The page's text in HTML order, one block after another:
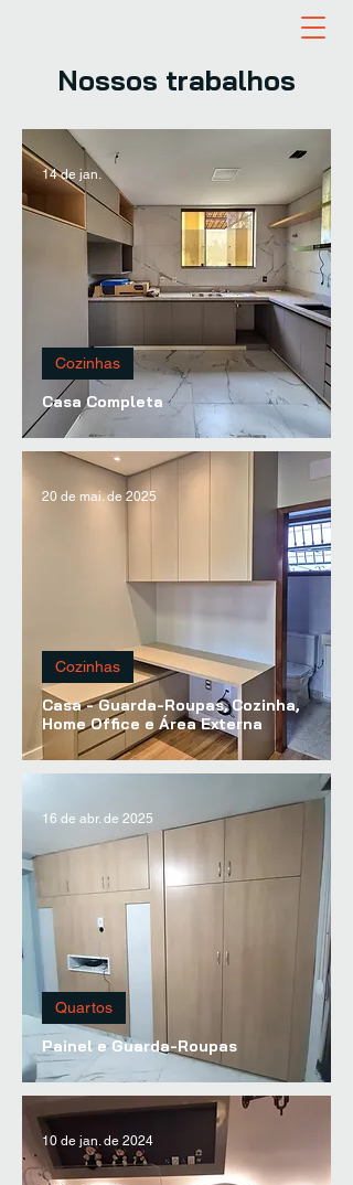
Nossos trabalhos
Casa Completa
Cozinhas
14 de jan.
Casa - Guarda-Roupas, Cozinha,
Home Office e Área Externa
Cozinhas
20 de mai. de 2025
Painel e Guarda-Roupas
Quartos
16 de abr. de 2025
10 de jan. de 2024